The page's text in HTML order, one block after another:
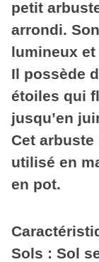
petit
arrondi.
lumineux et
Il possède
étoiles qui
jusqu’en
Cet
utilisé en
en pot.
Sols : Sol